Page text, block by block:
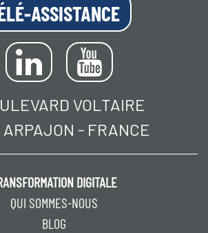
ASSISTANCE
VOLTAIRE
- FRANCE
DIGITALE
QUI SOMMES-NOUS
BLOG